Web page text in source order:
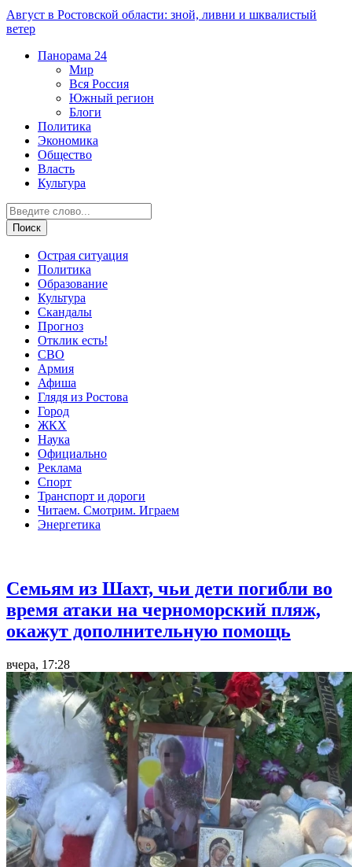
Август в Ростовской области: зной, ливни и шквалистый
ветер
Панорама 24
Мир
Вся Россия
Южный регион
Блоги
Политика
Экономика
Общество
Власть
Культура
Острая ситуация
Политика
Образование
Культура
Скандалы
Прогноз
Отклик есть!
СВО
Армия
Афиша
Глядя из Ростова
Город
ЖКХ
Наука
Официально
Реклама
Спорт
Транспорт и дороги
Читаем. Смотрим. Играем
Энергетика
Семьям из Шахт, чьи дети погибли во
время атаки на черноморский пляж,
окажут дополнительную помощь
вчера, 17:28